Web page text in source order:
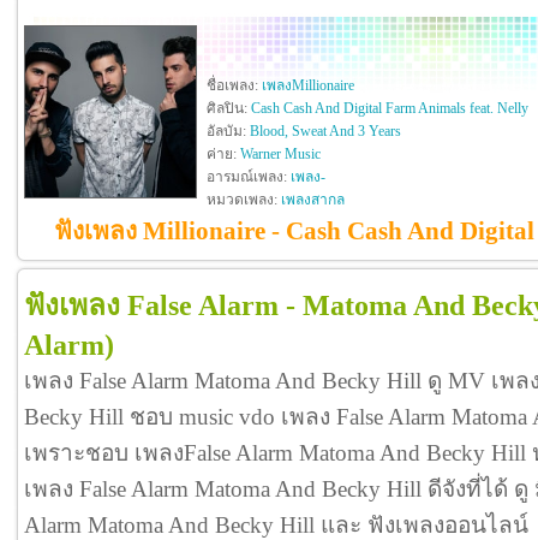
ชื่อเพลง: เพลงMillionaire
ศิลปิน: Cash Cash And Digital Farm Animals feat. Nelly
อัลบัม: Blood, Sweat And 3 Years
ค่าย: Warner Music
อารมณ์เพลง: เพลง-
หมวดเพลง: เพลงสากล
ฟังเพลง Millionaire - Cash Cash And
ฟังเพลง False Alarm - Matoma And
Alarm)
เพลง False Alarm Matoma And Becky Hill ดู MV เพล
Becky Hill ชอบ music vdo เพลง False Alarm
เพราะชอบ เพลงFalse Alarm Matoma And Becky
เพลง False Alarm Matoma And Becky Hill ดีจังที่ได้
Alarm Matoma And Becky Hill และ ฟังเพลงออนไลน์